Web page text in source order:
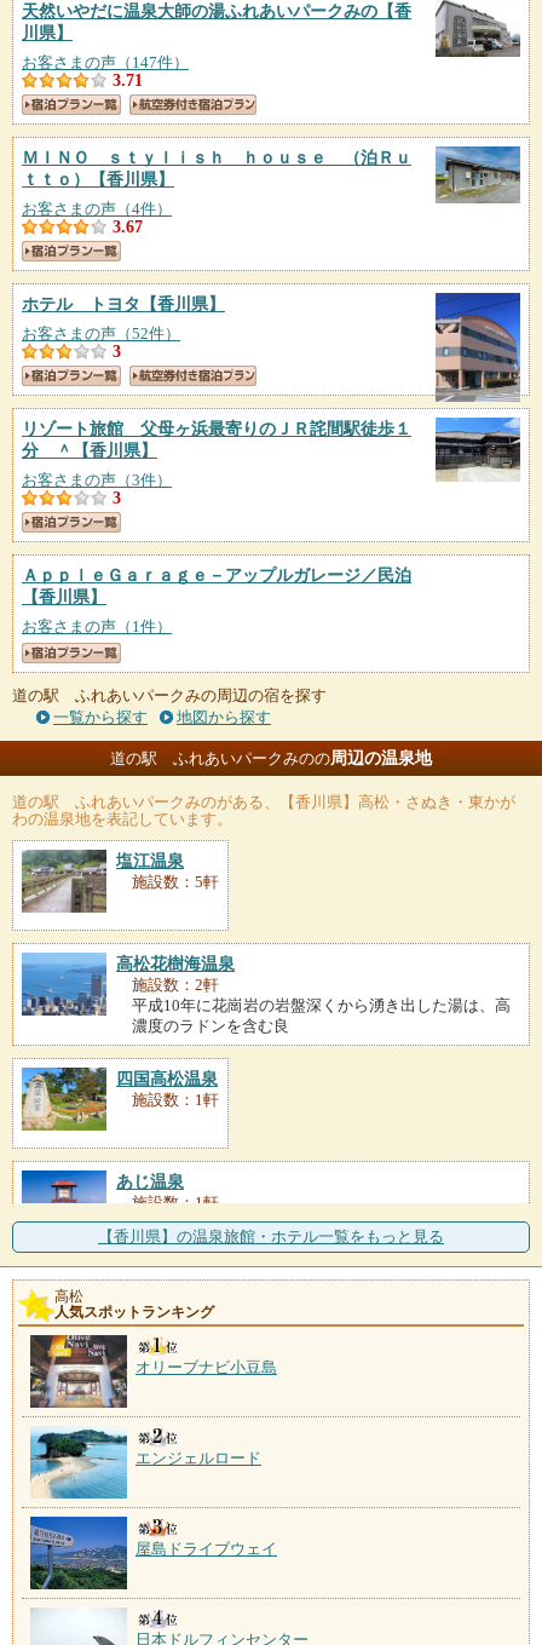
天然いやだに温泉大師の湯ふれあいパークみの 【香
川県】
お客さまの声（147件）
3.71
ＭＩＮＯ ｓｔｙｌｉｓｈ ｈｏｕｓｅ （泊Ｒｕ
ｔｔｏ）
【香川県】
お客さまの声（4件）
3.67
ホテル トヨタ 【香川県】
お客さまの声（52件）
3
リゾート旅館 父母ヶ浜最寄りのＪＲ詫間駅徒歩１
分 ＾
【香川県】
お客さまの声（3件）
3
ＡｐｐｌｅＧａｒａｇｅ－アップルガレージ／民泊
【香川県】
お客さまの声（1件）
道の駅 ふれあいパークみの周辺の宿を探す
一覧から探す
地図から探す
道の駅 ふれあいパークみのの周辺の温泉地
道の駅 ふれあいパークみのがある、【香川県】高松・さぬき・東かが
わの温泉地を表記しています。
塩江温泉
施設数：5軒
高松花樹海温泉
施設数：2軒
平成10年に花崗岩の岩盤深くから湧き出した湯は、高
濃度のラドンを含む良
四国高松温泉
施設数：1軒
あじ温泉
施設数：1軒
讃岐第一号に認定された温泉。風光明媚な庵治半島の
海岸沿いに湧く。一軒宿
施設数：1軒
【香川県】の温泉旅館・ホテル一覧をもっと見る
高松
人気スポットランキング
オリーブナビ小豆島
エンジェルロード
屋島ドライブウェイ
日本ドルフィンセンター